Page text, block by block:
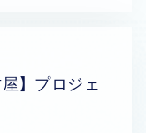
】プロジェ